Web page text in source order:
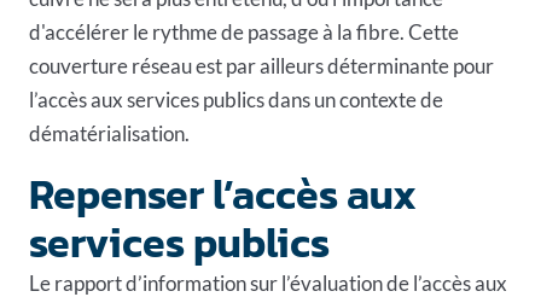
d'accélérer le rythme de passage à la fibre. Cette
couverture réseau est par ailleurs déterminante pour
l’accès aux services publics dans un contexte de
dématérialisation.
Repenser l’accès aux
services publics
Lerapport d’informationsur l’évaluation de l’accès aux